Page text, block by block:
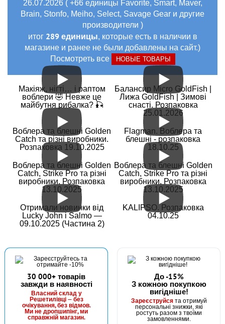
26.07.2026 ( +66 единицы Favorite, Smart, Maver,
Brain, Stonfo, Meiho, Select, Savage Gear и другие
производители )
итог 289 единицы, которые есть в наличии в
магазине и ранее не были добавлены на сайт.)
Посмотреть все
НОВЫЕ ТОВАРЫ
Макіяж, нігті… і раптом
воблери 🤣 Невже це
майбутня рибалка? 🎣
Балансир Micro GoldFish |
Лижа GoldFish | Зимові
снасті. Розпаковка
25.01.2026
Воблера та блешні Golden
Catch та різні виробники.
Розпаковка 19.10.2025
Flagman. Воблера та
блешні - розпаковка
18.10.25
Воблера та блешні Golden
Catch, Strike Pro та різні
виробники. Розпаковка
13.10.2025
Воблера та блешні Golden
Catch, Strike Pro та різні
виробники. Розпаковка
13.10.2025
Отримали новинки від
Lucky John і Salmo —
09.10.2025 (Частина 2)
KALIPSO. Розпаковка
04.10.25
30 000+ товарів
завжди в наявності
Власний склад у
Решетилівці — без
очікування, без відмов.
Ми не дропшипінг, ми
справжній магазин.
До -15%
З кожною покупкою
вигідніше!
Зареєструйсята отримуй
персональні знижки, які
ростуть разом з твоїми
замовленнями.